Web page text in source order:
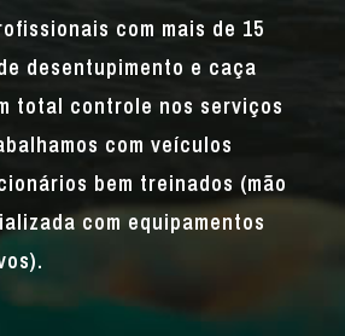
com mais de 15
desentupimento e caça
total controle nos serviços
com veículos
bem treinados (mão
com equipamentos